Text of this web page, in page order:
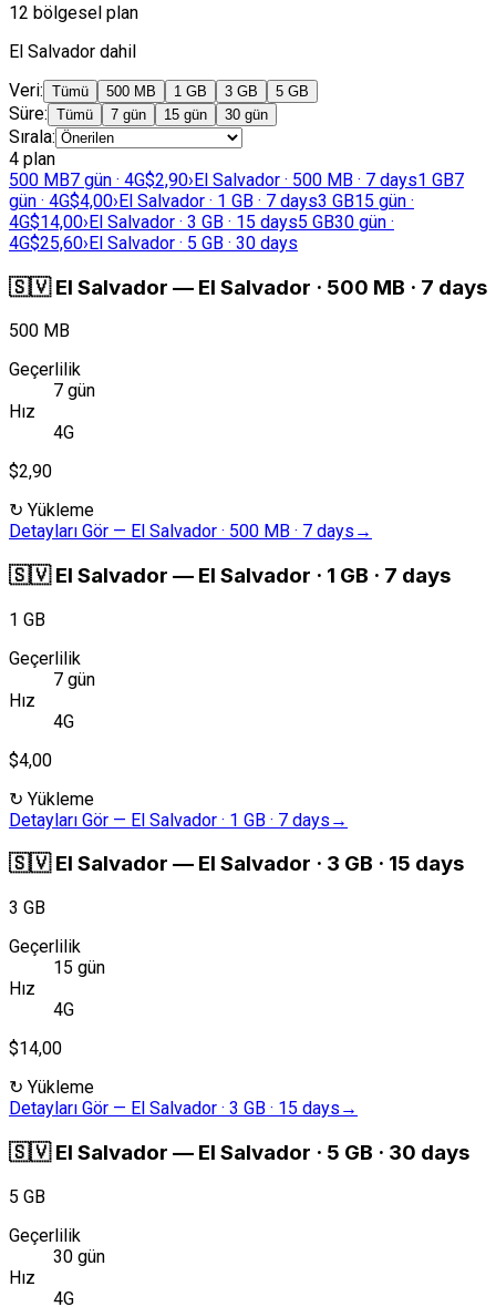
12 bölgesel plan
El Salvador dahil
Veri: Tümü 500 MB 1 GB 3 GB 5 GB
Süre: Tümü 7 gün 15 gün 30 gün
Sırala:
4 plan
500 MB7 gün · 4G$2,90›El Salvador · 500 MB · 7 days1 GB7
gün · 4G$4,00›El Salvador · 1 GB · 7 days3 GB15 gün ·
4G$14,00›El Salvador · 3 GB · 15 days5 GB30 gün ·
4G$25,60›El Salvador · 5 GB · 30 days
🇸🇻 El Salvador — El Salvador · 500 MB · 7 days
500 MB
Geçerlilik
7 gün
Hız
4G
$2,90
↻ Yükleme
Detayları Gör — El Salvador · 500 MB · 7 days →
🇸🇻 El Salvador — El Salvador · 1 GB · 7 days
1 GB
Geçerlilik
7 gün
Hız
4G
$4,00
↻ Yükleme
Detayları Gör — El Salvador · 1 GB · 7 days →
🇸🇻 El Salvador — El Salvador · 3 GB · 15 days
3 GB
Geçerlilik
15 gün
Hız
4G
$14,00
↻ Yükleme
Detayları Gör — El Salvador · 3 GB · 15 days →
🇸🇻 El Salvador — El Salvador · 5 GB · 30 days
5 GB
Geçerlilik
30 gün
Hız
4G